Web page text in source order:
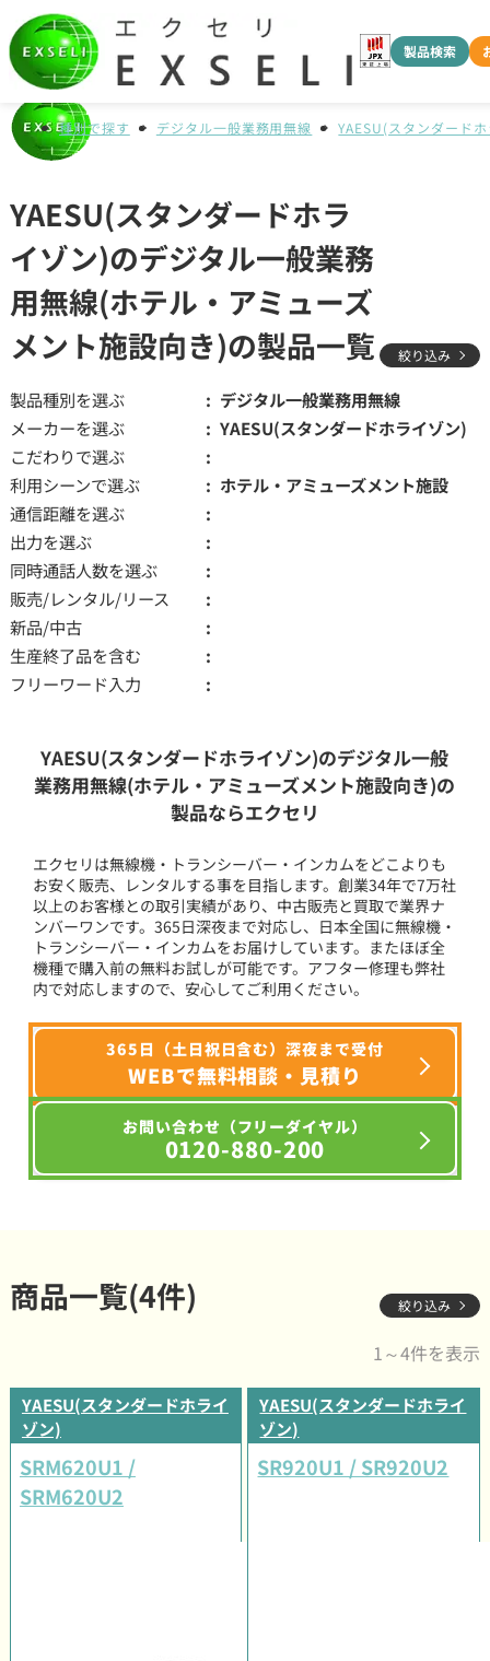
製品検索
種別で探す デジタル一般業務用無線 YAESU(スタンダード
YAESU(スタンダードホラ
イゾン)のデジタル一般業務
用無線(ホテル・アミューズ
メント施設向き)の製品一覧
絞り込み
製品種別を選ぶ
デジタル一般業務用無線
メーカーを選ぶ
YAESU(スタンダードホライゾン)
こだわりで選ぶ
利用シーンで選ぶ
ホテル・アミューズメント施設
通信距離を選ぶ
出力を選ぶ
同時通話人数を選ぶ
販売/レンタル/リース
新品/中古
生産終了品を含む
フリーワード入力
YAESU(スタンダードホライゾン)のデジタル一般
業務用無線(ホテル・アミューズメント施設向き)の
製品ならエクセリ
エクセリは無線機・トランシーバー・インカムをどこよりも
お安く販売、レンタルする事を目指します。創業34年で7万社
以上のお客様との取引実績があり、中古販売と買取で業界ナ
ンバーワンです。365日深夜まで対応し、日本全国に無線機・
トランシーバー・インカムをお届けしています。またほぼ全
機種で購入前の無料お試しが可能です。アフター修理も弊社
内で対応しますので、安心してご利用ください。
365日（土日祝日含む）深夜まで受付
WEBで無料相談・見積り
お問い合わせ（フリーダイヤル）
0120-880-200
商品一覧(4件) 絞り込み
1～4件を表示
YAESU(スタンダードホライ
ゾン)
SRM620U1 /
SRM620U2
YAESU(スタンダードホライ
ゾン)
SR920U1 / SR920U2